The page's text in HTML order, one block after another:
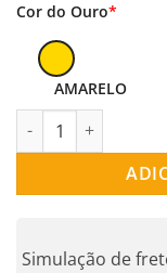
*
Cor do Ouro
AMARELO
ANEL OURO 18K
Simulação de